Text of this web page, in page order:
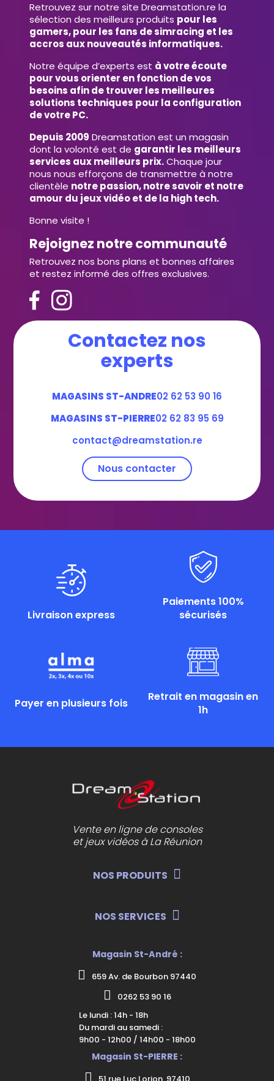
Retrouvez sur notre site Dreamstation.re la
sélection des meilleurs produits pour les
gamers, pour les fans de simracing et les
accros aux nouveautés informatiques.
Notre équipe d’experts est à votre écoute
pour vous orienter en fonction de vos
besoins afin de trouver les meilleures
solutions techniques pour la configuration
de votre PC.
Depuis 2009 Dreamstation est un magasin
dont la volonté est de garantir les meilleurs
services aux meilleurs prix.Chaque jour
nous nous efforçons de transmettre à notre
clientèle notre passion, notre savoir et notre
amour du jeux vidéo et de la high tech.
Bonne visite !
Rejoignez notre communauté
Retrouvez nos bons plans et bonnes affaires
et restez informé des offres exclusives.
Contactez nos
experts
MAGASINS ST-ANDRE02 62 53 90 16
MAGASINS ST-PIERRE02 62 83 95 69
contact@dreamstation.re
Nous contacter
Livraison express
Paiements 100%
sécurisés
Payer en plusieurs fois
Retrait en magasin en
1h
Vente en ligne de consoles
et jeux vidéos à La Réunion
NOS PRODUITS
NOS SERVICES
Magasin St-André :
659 Av. de Bourbon 97440
0262 53 90 16
Le lundi : 14h - 18h
Du mardi au samedi :
9h00 - 12h00 / 14h00 - 18h00
Magasin St-PIERRE :